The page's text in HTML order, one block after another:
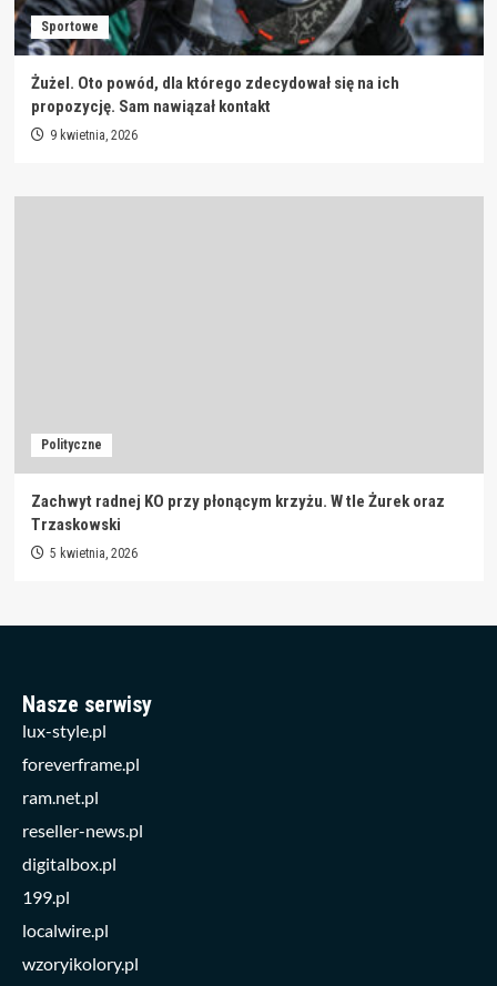
Sportowe
Żużel. Oto powód, dla którego zdecydował się na ich
propozycję. Sam nawiązał kontakt
9 kwietnia, 2026
Polityczne
Zachwyt radnej KO przy płonącym krzyżu. W tle Żurek oraz
Trzaskowski
5 kwietnia, 2026
Nasze serwisy
lux-style.pl
foreverframe.pl
ram.net.pl
reseller-news.pl
digitalbox.pl
199.pl
localwire.pl
wzoryikolory.pl